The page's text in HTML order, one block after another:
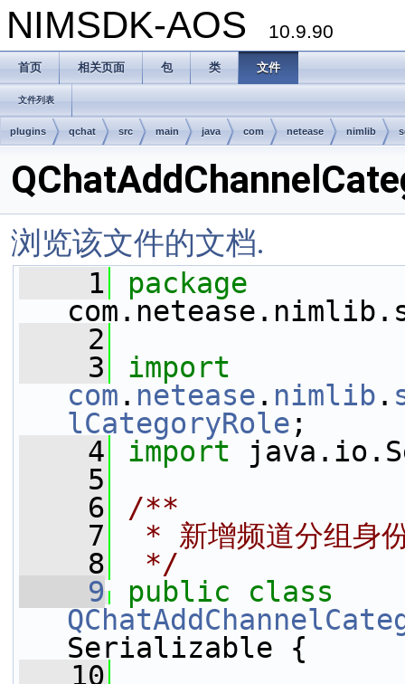
NIMSDK-AOS 10.9.90
首页 相关页面 包 类 文件
文件列表
plugins qchat src main java com netease nimlib
浏览该文件的文档.
    1
    2
    3
import
com . netease . nimlib .
lCategoryRole ;
    4
import
    5
    6
/**
    7
* 新增频道分组身
    8
*/
    9
public
Serializable {
   10